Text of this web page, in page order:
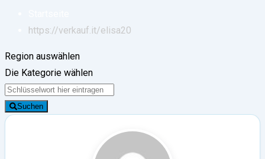
https://verkauf.it/elisa20
Region auswählen
Die Kategorie wählen
Suchen